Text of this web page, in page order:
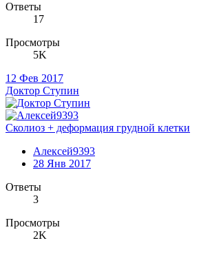
Ответы
17
Просмотры
5K
12 Фев 2017
Доктор Ступин
Сколиоз + деформация грудной клетки
Алексей9393
28 Янв 2017
Ответы
3
Просмотры
2K